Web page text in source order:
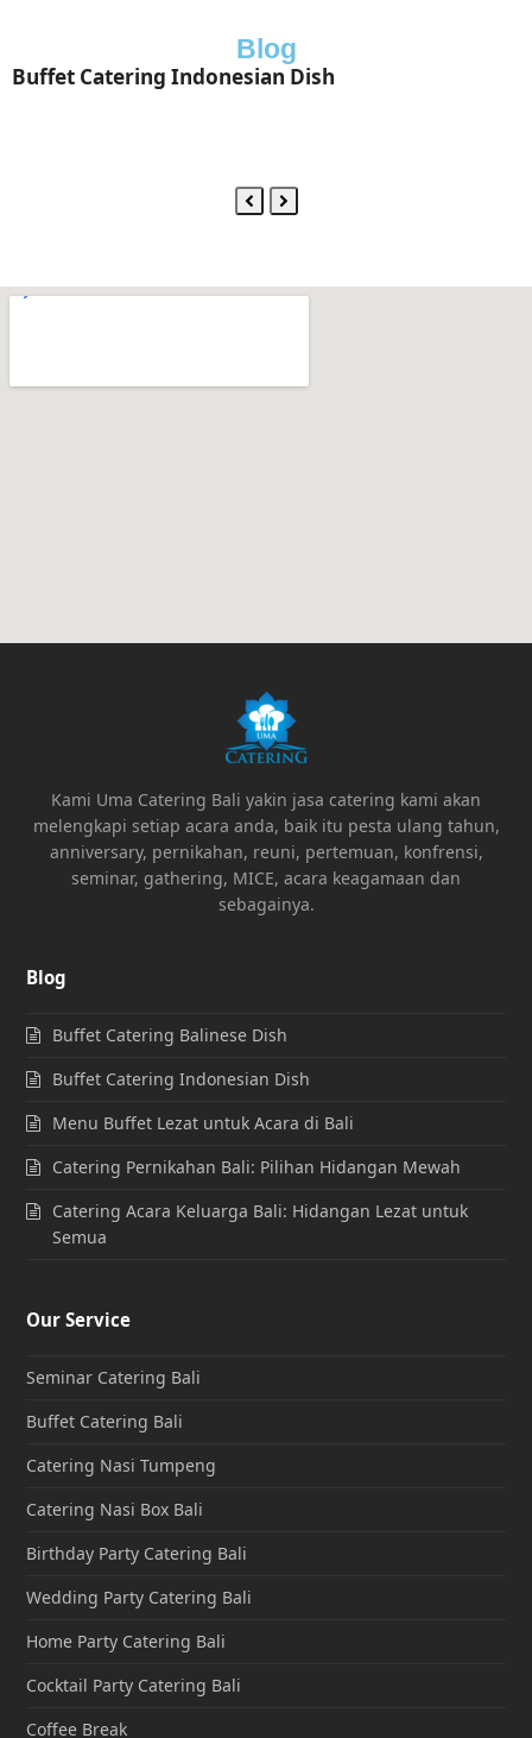
Blog
Buffet Catering Indonesian Dish
Kami Uma Catering Bali yakin jasa catering kami akan
melengkapi setiap acara anda, baik itu pesta ulang tahun,
anniversary, pernikahan, reuni, pertemuan, konfrensi,
seminar, gathering, MICE, acara keagamaan dan
sebagainya.
Blog
Buffet Catering Balinese Dish
Buffet Catering Indonesian Dish
Menu Buffet Lezat untuk Acara di Bali
Catering Pernikahan Bali: Pilihan Hidangan Mewah
Catering Acara Keluarga Bali: Hidangan Lezat untuk
Semua
Our Service
Seminar Catering Bali
Buffet Catering Bali
Catering Nasi Tumpeng
Catering Nasi Box Bali
Birthday Party Catering Bali
Wedding Party Catering Bali
Home Party Catering Bali
Cocktail Party Catering Bali
Coffee Break